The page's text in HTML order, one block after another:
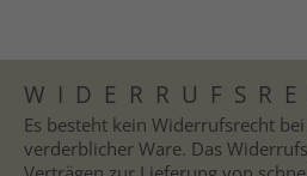
Es besteht kein Widerrufsrecht
verderblicher Ware. Das